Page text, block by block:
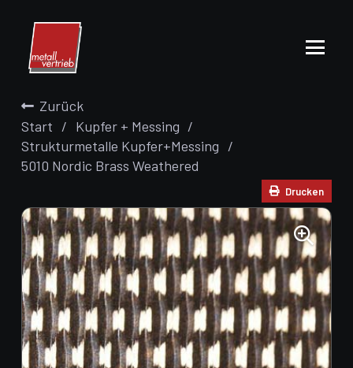
Zurück
Start / Kupfer + Messing /
Strukturmetalle Kupfer+Messing /
5010 Nordic Brass Weathered
Drucken